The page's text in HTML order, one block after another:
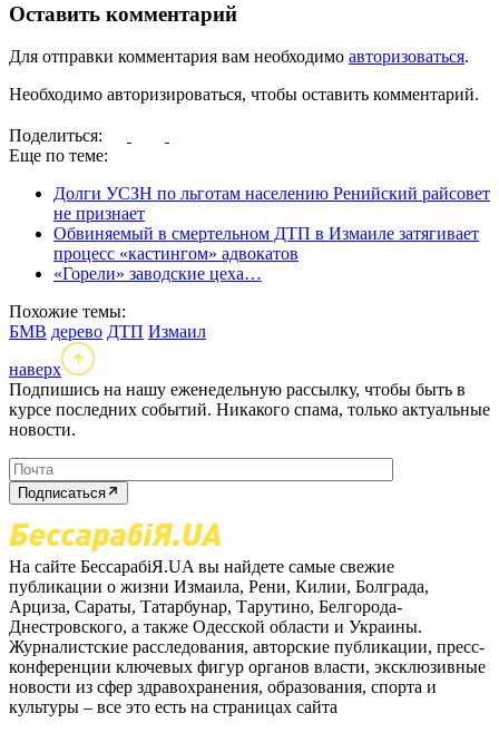
Оставить комментарий
Для отправки комментария вам необходимо авторизоваться.
Необходимо авторизироваться, чтобы оставить комментарий.
Поделиться:
Еще по теме:
Долги УСЗН по льготам населению Ренийский райсовет
не признает
Обвиняемый в смертельном ДТП в Измаиле затягивает
процесс «кастингом» адвокатов
«Горели» заводские цеха…
Похожие темы:
БМВ дерево ДТП Измаил
наверх
Подпишись на нашу еженедельную рассылку, чтобы быть в
курсе последних событий. Никакого спама, только актуальные
новости.
Подписаться
На сайте БессарабіЯ.UA вы найдете самые свежие
публикации о жизни Измаила, Рени, Килии, Болграда,
Арциза, Сараты, Татарбунар, Тарутино, Белгорода-
Днестровского, а также Одесской области и Украины.
Журналистские расследования, авторские публикации, пресс-
конференции ключевых фигур органов власти, эксклюзивные
новости из сфер здравохранения, образования, спорта и
культуры – все это есть на страницах сайта